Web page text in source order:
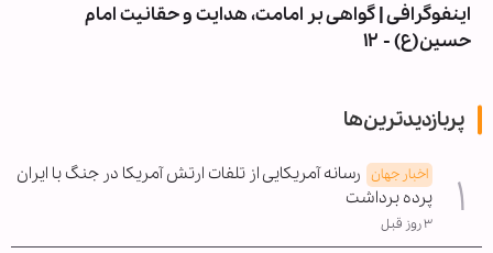
بر امامت، هدایت و حقانیت امام خبرهای تصویری
پربازدیدترین‌ها
اخبار جهان رسانه آمریکایی از تلفات ارتش آمریکا در جنگ با ایران
پرده برداشت
۳ روز قبل